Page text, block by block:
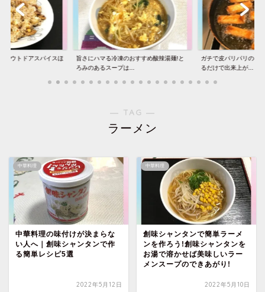
アウトドアスパイスほ
旨さにハマる冷凍のおすすめ酸辣湯麺!と
ろみのあるスープは...
ガチで皮パリパリの春
るだけで出来上が...
― TAG ―
ラーメン
中華料理
中華料理の味付けが決まらな
い人へ｜創味シャンタンで作
る簡単レシピ5選
2022年5月12日
中華料理
創味シャンタンで簡単ラーメ
ンを作ろう!創味シャンタンを
お湯で溶かせば美味しいラー
メンスープのできあがり!
2022年5月10日